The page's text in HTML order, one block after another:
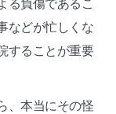
る負傷であるこ
などが忙しくな
することが重要
、本当にその怪